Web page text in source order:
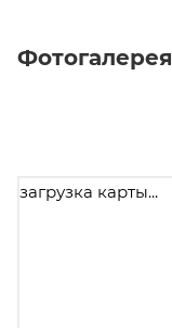
Фотогалерея
загрузка карты...